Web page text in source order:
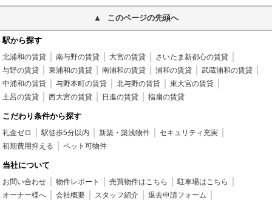
このページの先頭へ
駅から探す
北浦和の賃貸 南与野の賃貸 大宮の賃貸
さいたま新都心の賃貸
与野の賃貸
東浦和の賃貸 南浦和の賃貸 浦和の賃貸
武蔵浦和の賃貸
中浦和の賃貸
与野本町の賃貸 北与野の賃貸
東大宮の賃貸
土呂の賃貸
西大宮の賃貸 日進の賃貸 指扇の賃貸
こだわり条件から探す
礼金ゼロ 駅徒歩5分以内 新築・築浅物件
セキュリティ充実
初期費用抑える
ペット可物件
当社について
お問い合わせ 物件レポート 売買物件はこちら
駐車場はこちら
オーナー様へ
会社概要 スタッフ紹介
退去申請フォーム